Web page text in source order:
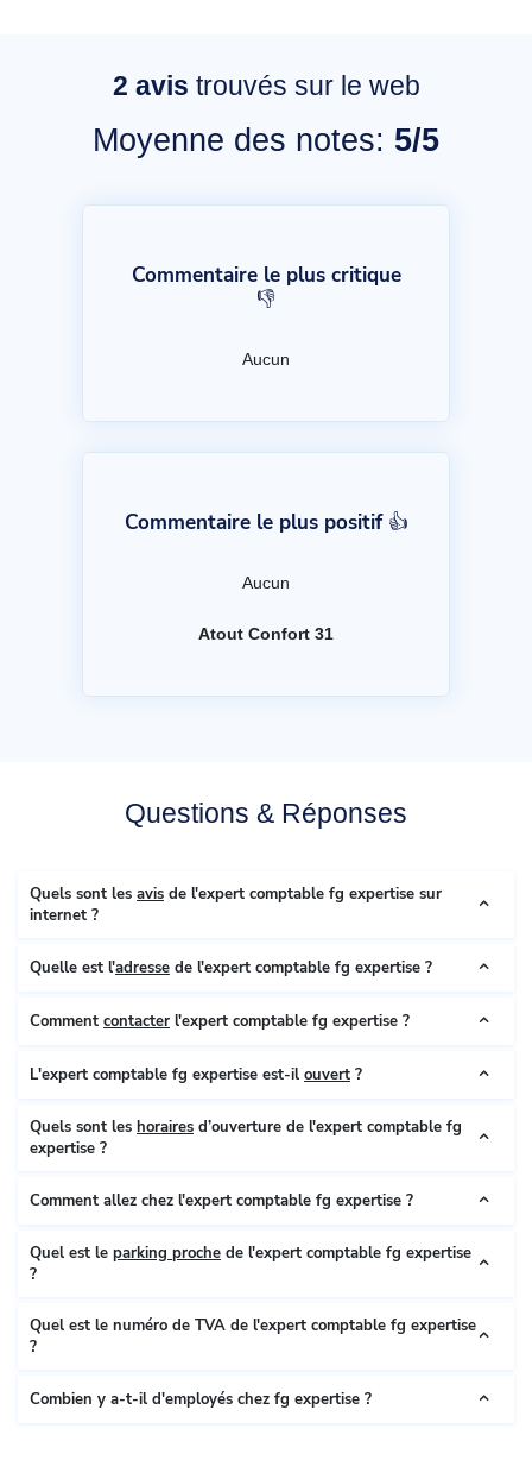
2 avis trouvés sur le web
Moyenne des notes: 5/5
Commentaire le plus critique
👎
Aucun
Commentaire le plus positif 👍
Aucun
Atout Confort 31
Questions & Réponses
Quels sont les avis de l'expert comptable fg expertise sur
internet ?
Quelle est l'adresse de l'expert comptable fg expertise ?
Comment contacter l'expert comptable fg expertise ?
L'expert comptable fg expertise est-il ouvert ?
Quels sont les horaires d’ouverture de l'expert comptable fg
expertise ?
Comment allez chez l'expert comptable fg expertise ?
Quel est le parking proche de l'expert comptable fg expertise
?
Quel est le numéro de TVA de l'expert comptable fg expertise
?
Combien y a-t-il d'employés chez fg expertise ?